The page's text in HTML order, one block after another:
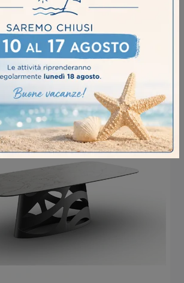
TETRIS HORIZON